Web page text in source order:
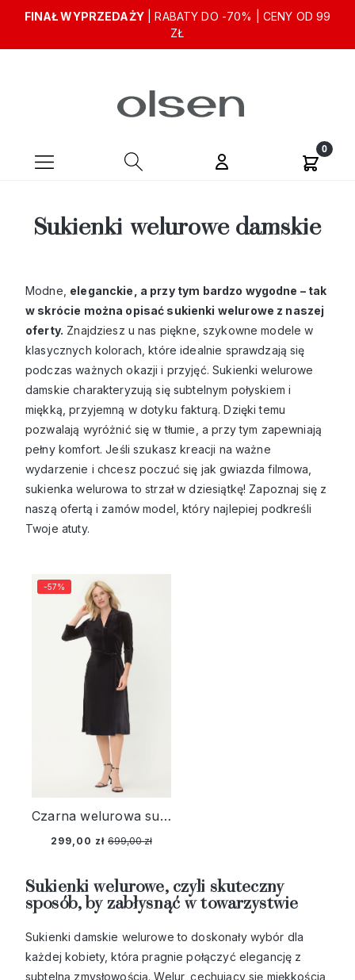
FINAŁ WYPRZEDAŻY| RABATY DO -70% | CENY OD 99
ZŁ
Sukienki welurowe damskie
Modne, eleganckie, a przy tym bardzo wygodne – tak
w skrócie można opisać sukienki welurowe z naszej
oferty. Znajdziesz u nas piękne, szykowne modele w
klasycznych kolorach, które idealnie sprawdzają się
podczas ważnych okazji i przyjęć. Sukienki welurowe
damskie charakteryzują się subtelnym połyskiem i
miękką, przyjemną w dotyku fakturą. Dzięki temu
pozwalają wyróżnić się w tłumie, a przy tym zapewniają
pełny komfort. Jeśli szukasz kreacji na ważne
wydarzenie i chcesz poczuć się jak gwiazda filmowa,
sukienka welurowa to strzał w dziesiątkę! Zapoznaj się z
naszą ofertą i zamów model, który najlepiej podkreśli
Twoje atuty.
Czarna welurowa sukienka – Liaison en Vogue
299,00 zł 699,00 zł
-57%
Sukienki welurowe, czyli skuteczny
sposób, by zabłysnąć w towarzystwie
Sukienki damskie welurowe to doskonały wybór dla
każdej kobiety, która pragnie połączyć elegancję z
subtelną zmysłowością. Welur, cechujący się miękkością